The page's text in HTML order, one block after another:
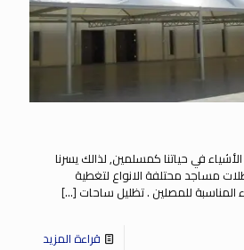
في حياتنا كمسلمين, لذالك يسرنا
مساجد محتلفة الانواع لتغطية
المناسبة للمصلين . تظليل ساحات […]
قراءة المزيد